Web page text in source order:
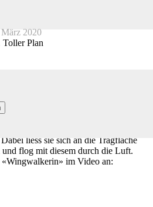
2020
Plan
liess sie sich an die Tragfläche
flog mit diesem durch die Luft.
im Video an: